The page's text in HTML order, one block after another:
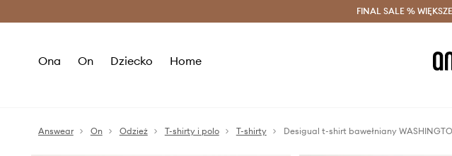
Oszczędzaj z Answear Club >
FINAL SALE %
Ona On Dziecko Home
Answear On Odzież T-shirty i polo T-shirty Desigual t-shirt bawełniany